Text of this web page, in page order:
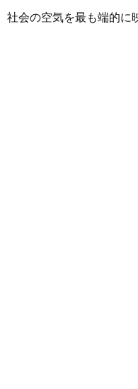
社会の空気を最も端的に